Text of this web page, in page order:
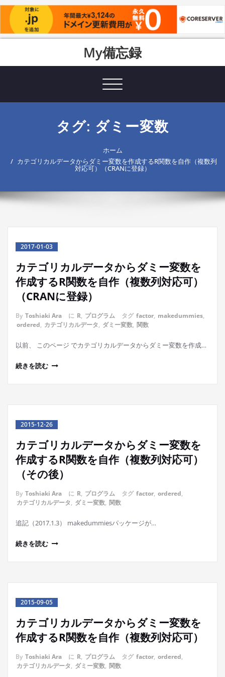
content
My備忘録
Toggle
タグ: ダミー変数
ホーム
カテゴリカルデータからダミー変数を作成するR関数を自作（複数列
対応可）（CRANに登録）
2017-01-03
カテゴリカルデータからダミー変数を
作成するR関数を自作（複数列対応可）
（CRANに登録）
By Toshiaki Ara に R, プログラム タグ factor, makedummies,
ordered, カテゴリカルデータ, ダミー変数, 関数
以前、 このページ でカテゴリカルデータからダミー変数を作成…
続きを読む
2015-12-26
カテゴリカルデータからダミー変数を
作成するR関数を自作（複数列対応可）
（その後）
By Toshiaki Ara に R, プログラム タグ factor, ordered,
カテゴリカルデータ, ダミー変数, 関数
追記（2017.1.3） makedummiesパッケージが…
続きを読む
2015-09-05
カテゴリカルデータからダミー変数を
作成するR関数を自作（複数列対応可）
By Toshiaki Ara に R, プログラム タグ factor, ordered,
カテゴリカルデータ, ダミー変数, 関数